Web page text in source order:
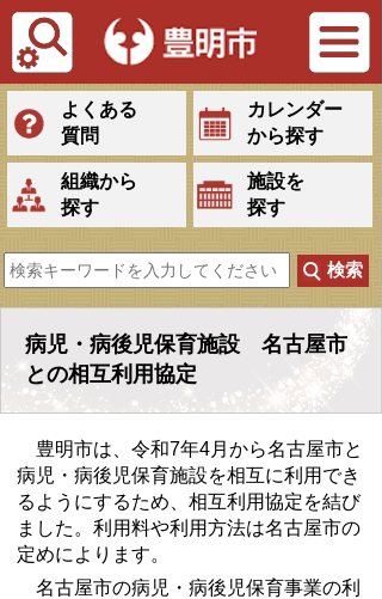
Tiếng Việt
よくある
質問
カレンダー
から探す
組織から
探す
施設を
探す
病児・病後児保育施設 名古屋市
との相互利用協定
豊明市は、令和7年4月から名古屋市と
病児・病後児保育施設を相互に利用でき
るようにするため、相互利用協定を結び
ました。利用料や利用方法は名古屋市の
定めによります。
名古屋市の病児・病後児保育事業の利